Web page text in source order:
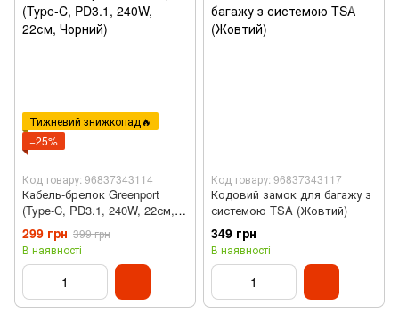
Тижневий знижкопад🔥
−25%
Код товару: 96837343114
Кабель-брелок Greenport
(Type-C, PD3.1, 240W, 22см,
Чорний)
299 грн 399 грн
В наявності
Код товару: 96837343117
Кодовий замок для багажу з
системою TSA (Жовтий)
349 грн
В наявності